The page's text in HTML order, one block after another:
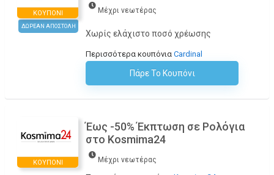
ΚΟΥΠΌΝΙ
ΔΩΡΕΑΝ ΑΠΟΣΤΟΛΗ
Μέχρι νεωτέρας
Χωρίς ελάχιστο ποσό χρέωσης
Περισσότερα κουπόνια Cardinal
Πάρε Το Κουπόνι
ΚΟΥΠΌΝΙ
Έως -50% Έκπτωση σε Ρολόγια
στο Kosmima24
Μέχρι νεωτέρας